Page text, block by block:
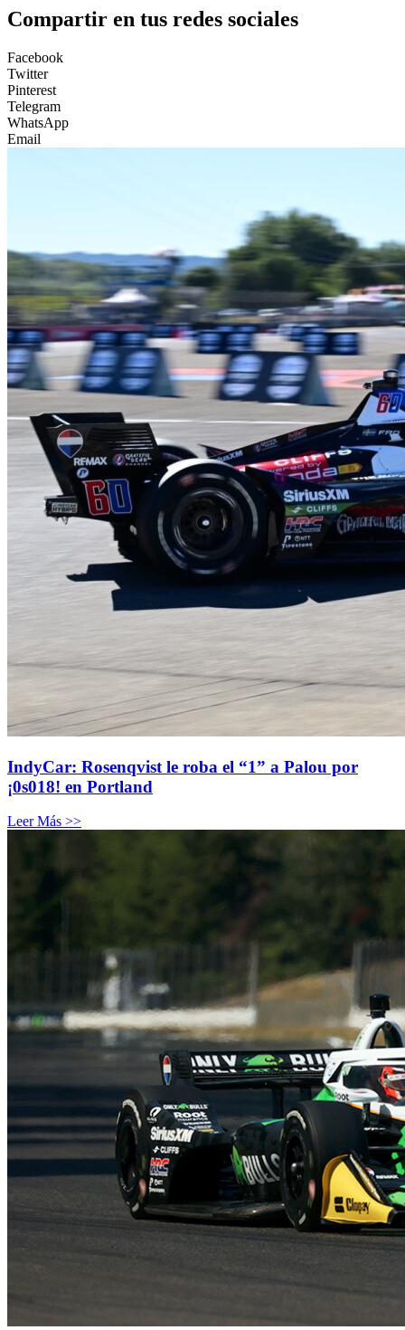
Compartir en tus redes sociales
Facebook
Twitter
Pinterest
Telegram
WhatsApp
Email
IndyCar: Rosenqvist le roba el “1” a Palou por
¡0s018! en Portland
Leer Más >>